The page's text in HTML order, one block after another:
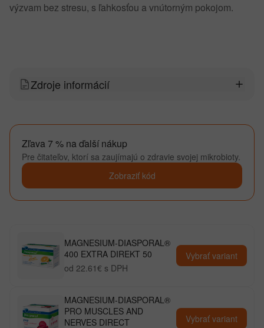
výzvam bez stresu, s ľahkosťou a vnútorným pokojom.
Zdroje informácií
Zľava 7 % na ďalší nákup
Pre čitateľov, ktorí sa zaujímajú o zdravie svojej mikrobioty.
Zobraziť kód
MAGNESIUM-DIASPORAL®
400 EXTRA DIREKT 50
od 22.61€ s DPH
Vybrať variant
MAGNESIUM-DIASPORAL®
PRO MUSCLES AND
NERVES DIRECT
Vybrať variant